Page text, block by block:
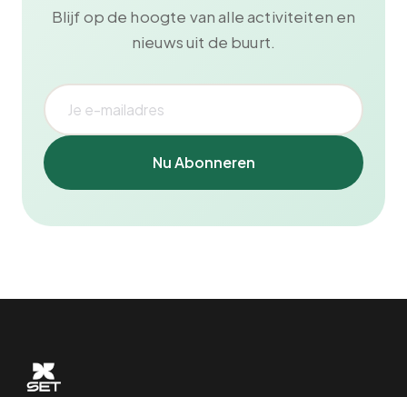
Blijf op de hoogte van alle activiteiten en
nieuws uit de buurt.
Nu Abonneren